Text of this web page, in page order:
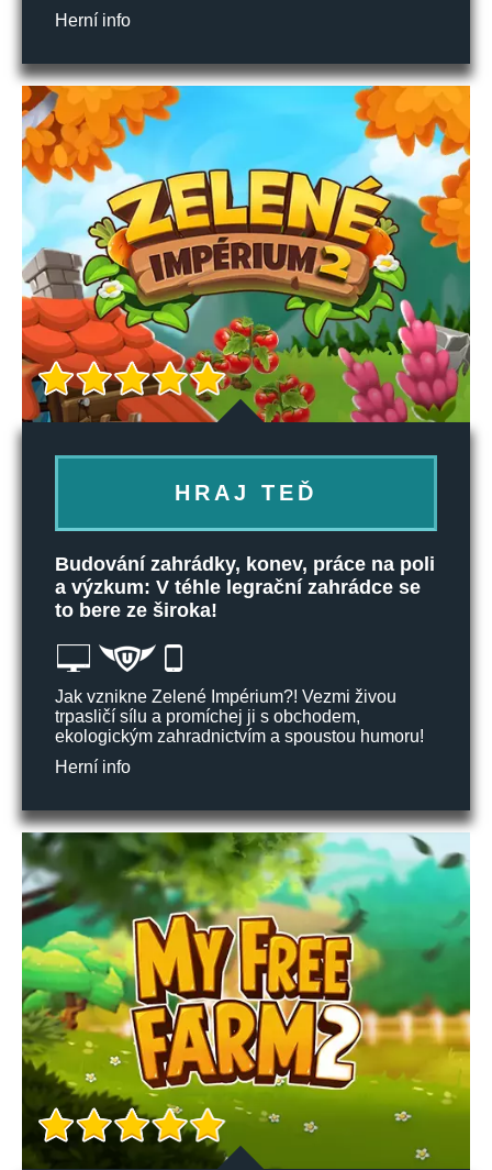
Herní info
HRAJ TEĎ
Budování zahrádky, konev, práce na poli
a výzkum: V téhle legrační zahrádce se
to bere ze široka!
Jak vznikne Zelené Impérium?! Vezmi živou
trpasličí sílu a promíchej ji s obchodem,
ekologickým zahradnictvím a spoustou humoru!
Herní info